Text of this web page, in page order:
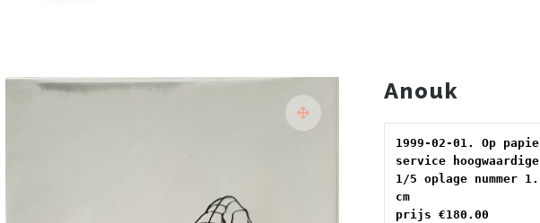
Anouk
1999-02-01. Op
service
1/5 oplage nummer
cm
prijs €180.00